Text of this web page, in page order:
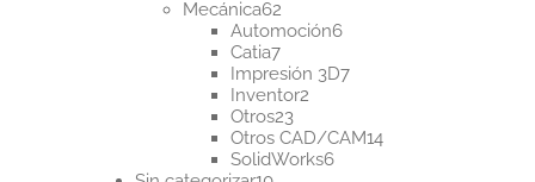
Mecánica6262
productos
Automoción66
Catia77
productos
Impresión 3D77
Inventor22
Otros2323
productos
Otros CAD/CAM1414
SolidWorks66